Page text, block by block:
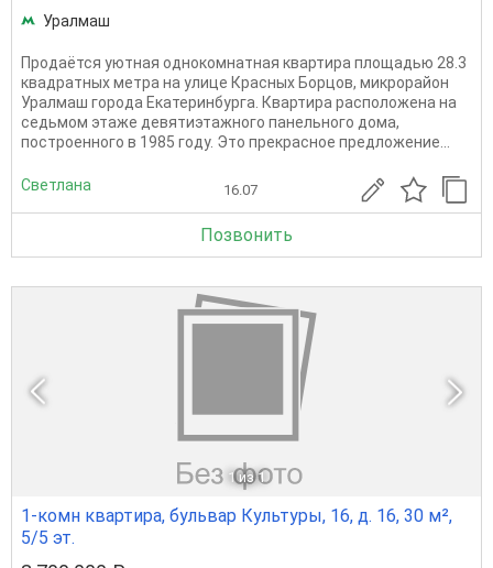
Уралмаш
Продаётся уютная однокомнатная квартира площадью 28.3
квадратных метра на улице Красных Борцов, микрорайон
Уралмаш города Екатеринбурга. Квартира расположена на
седьмом этаже девятиэтажного панельного дома,
построенного в 1985 году. Это прекрасное предложение...
Светлана 16.07
Позвонить
1 из 1
1-комн квартира, бульвар Культуры, 16, д. 16, 30 м²,
5/5 эт.